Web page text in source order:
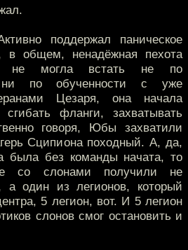
поддержал паническое
в общем, ненадёжная пехота
не могла встать не по
ни по обученности с уже
Цезаря, она начала
фланги, захватывать
говоря, Юбы захватили
Сципиона походный. А, да,
была без команды начата, то
со слонами получили не
а один из легионов, который
5 легион, вот. И 5 легион
слонов смог остановить и